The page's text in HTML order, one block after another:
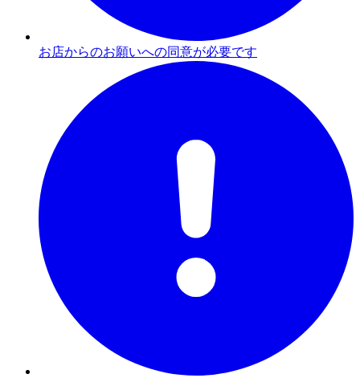
お店からのお願いへの同意が必要です